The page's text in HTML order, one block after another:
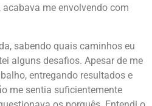
me envolvendo com
sabendo quais caminhos eu
alguns desafios. Apesar de me
entregando resultados e
me sentia suficientemente